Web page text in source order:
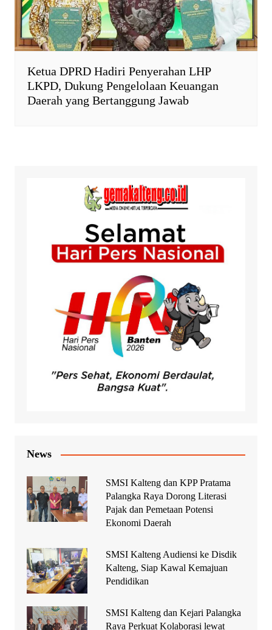
Ketua DPRD Hadiri Penyerahan LHP
LKPD, Dukung Pengelolaan Keuangan
Daerah yang Bertanggung Jawab
News
SMSI Kalteng dan KPP Pratama
Palangka Raya Dorong Literasi
Pajak dan Pemetaan Potensi
Ekonomi Daerah
SMSI Kalteng Audiensi ke Disdik
Kalteng, Siap Kawal Kemajuan
Pendidikan
SMSI Kalteng dan Kejari Palangka
Raya Perkuat Kolaborasi lewat